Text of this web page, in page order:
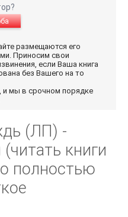
размещаются его
Приносим свои
если Ваша книга
без Вашего на то
, и мы в срочном порядке
(ЛП) -
книги
полностью